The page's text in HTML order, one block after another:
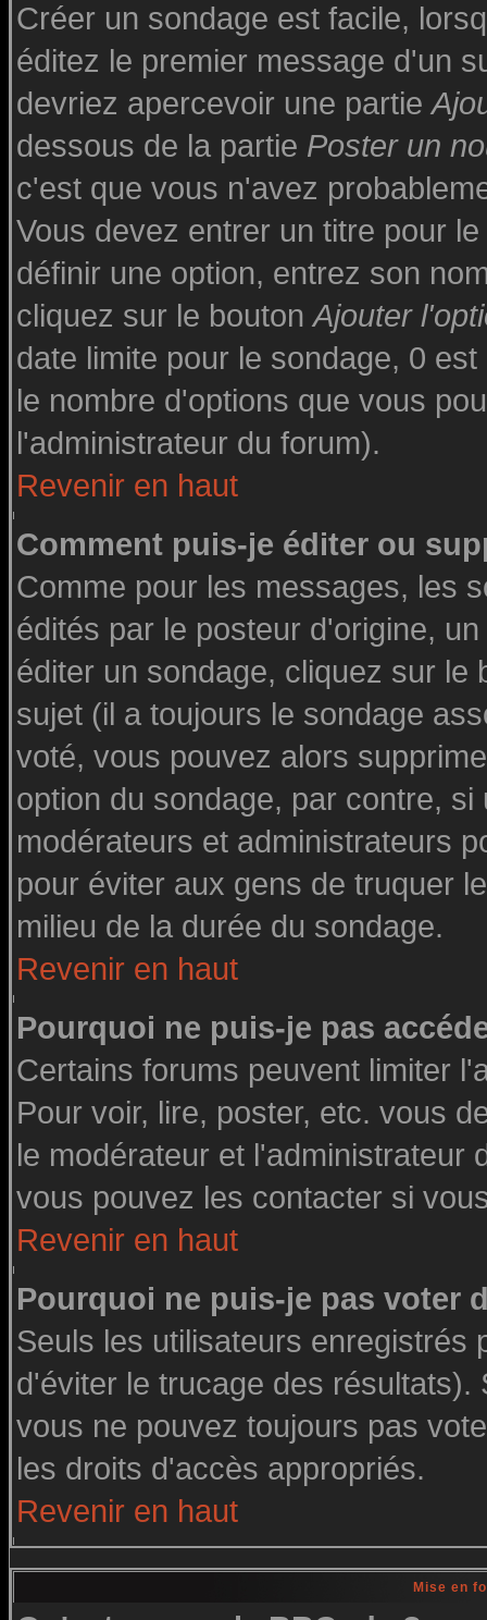
Créer un sondage est facile,
éditez le premier message d'un
devriez apercevoir une partie
dessous de la partie Poster un
c'est que vous n'avez
Vous devez entrer un titre pour
définir une option, entrez son
cliquez sur le boutonAjouter
date limite pour le sondage, 0
le nombre d'options que vous
l'administrateur du forum).
Revenir en haut
Comment puis-je éditer ou
Comme pour les messages, les
édités par le posteur d'origine,
éditer un sondage, cliquez sur le
sujet (il a toujours le sondage
voté, vous pouvez alors
option du sondage, par contre,
modérateurs et administrateurs
pour éviter aux gens de truquer
milieu de la durée du sondage.
Revenir en haut
Pourquoi ne puis-je pas
Certains forums peuvent limiter
Pour voir, lire, poster, etc. vous
le modérateur et l'administrateur
vous pouvez les contacter si
Revenir en haut
Pourquoi ne puis-je pas voter
Seuls les utilisateurs enregistrés
d'éviter le trucage des
vous ne pouvez toujours pas
les droits d'accès appropriés.
Revenir en haut
Mise en